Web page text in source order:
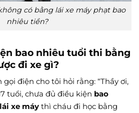
có bằng lái xe máy phạt bao
nhiêu tiền?
bao nhiêu tuổi thi bằng
đi xe gì?
điện cho tôi hỏi rằng: “Thầy ơi,
tuổi, chưa đủ điều kiện bao
xe máy thì cháu đi học bằng